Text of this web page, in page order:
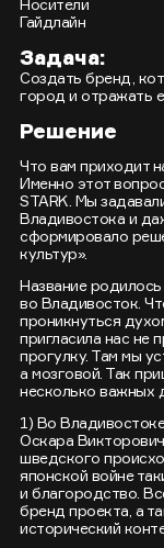
Гайдлайн
Задача:
Создать бренд,
город и отражать
Решение
Что вам приходит
Именно этот
STARK. Мы
Владивостока и
сформировало
культур».
Название
во Владивосток.
проникнуться
пригласила нас не
прогулку. Там мы
а мозговой. Так
несколько важных
1) Во
Оскара
шведского
японской войне
и благородство.
бренд проекта, а
исторический